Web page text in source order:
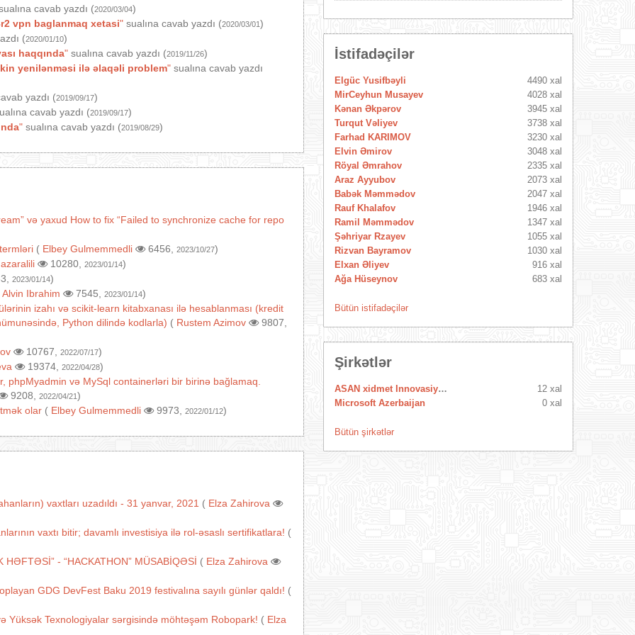
cavab yazdı (2020/03/04)
vpn baglanmaq xetasi" sualına cavab yazdı (2020/03/01)
(2020/01/10)
haqqında" sualına cavab yazdı (2019/11/26)
yenilənməsi ilə əlaqəli problem" sualına cavab yazdı
yazdı (2019/09/17)
cavab yazdı (2019/09/17)
" sualına cavab yazdı (2019/08/29)
və yaxud How to fix “Failed to synchronize cache for repo
( Elbey Gulmemmedli 6456, 2023/10/27)
azaralili 10280, 2023/01/14)
2023/01/14)
Alvin Ibrahim 7545, 2023/01/14)
izahı və scikit-learn kitabxanası ilə hesablanması (kredit
Python dilində kodlarla) ( Rustem Azimov 9807,
10767, 2022/07/17)
19374, 2022/04/28)
phpMyadmin və MySql containerləri bir birinə bağlamaq.
9208,
2022/04/21)
olar ( Elbey Gulmemmedli 9973, 2022/01/12)
vaxtları uzadıldı - 31 yanvar, 2021 ( Elza Zahirova
vaxtı bitir; davamlı investisiya ilə rol-əsaslı sertifikatlara! (
- “HACKATHON” MÜSABİQƏSİ ( Elza Zahirova
GDG DevFest Baku 2019 festivalına sayılı günlər qaldı! (
Yüksək Texnologiyalar sərgisində möhtəşəm Robopark! ( Elza
İstifadəçilər
Elgüc Yusifbəyli
4490 xal
MirCeyhun Musayev
4028 xal
Kənan Əkpərov
3945 xal
Turqut Vəliyev
3738 xal
Farhad KARIMOV
3230 xal
Elvin Əmirov
3048 xal
Röyal Əmrahov
2335 xal
Araz Ayyubov
2073 xal
Babək Məmmədov
2047 xal
Rauf Khalafov
1946 xal
Ramil Məmmədov
1347 xal
Şəhriyar Rzayev
1055 xal
Rizvan Bayramov
1030 xal
Elxan Əliyev
916 xal
Ağa Hüseynov
683 xal
Bütün istifadəçilər
Şirkətlər
ASAN xidmet Innovasiya Mərkəzi
12 xal
Microsoft Azerbaijan
0 xal
Bütün şirkətlər